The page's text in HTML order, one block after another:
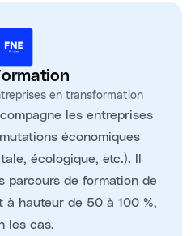
en transformation
les entreprises
économiques
écologique, etc.). Il
parcours de formation de
à hauteur de 50 à 100 %,
les cas.